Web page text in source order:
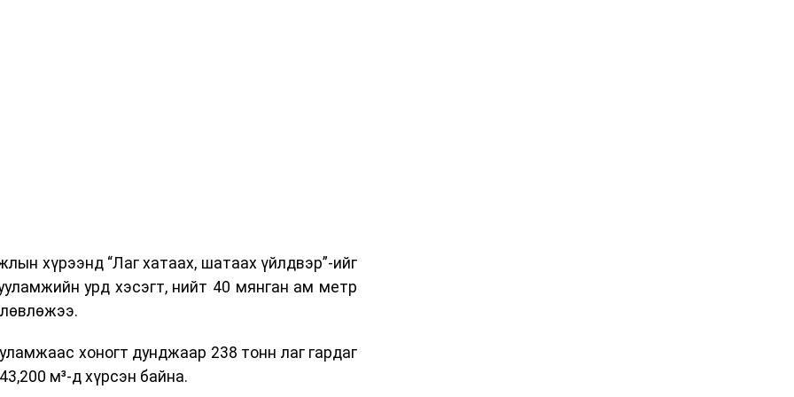
тээврийн үйлчилгээг аюулгүй,
үйлчилгээний нэгдсэн стандарт, сахилга
нэг хэсэг гэж
хүрээнд “Лаг хатаах, шатаах үйлдвэр”-ийг
урд хэсэгт, нийт 40 мянган ам метр
хоногт дунджаар 238 тонн лаг гардаг
м³-д хүрсэн байна.